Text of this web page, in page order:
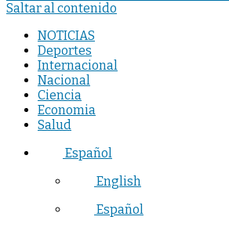
Saltar al contenido
NOTICIAS
Deportes
Internacional
Nacional
Ciencia
Economia
Salud
Español
English
Español